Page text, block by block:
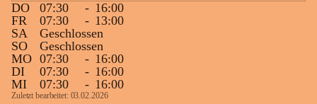
DO
07:30 - 16:00
FR
07:30 - 13:00
SA
Geschlossen
SO
Geschlossen
MO 07:30 - 16:00
DI
07:30 - 16:00
MI
07:30 - 16:00
Zuletzt bearbeitet: 03.02.2026